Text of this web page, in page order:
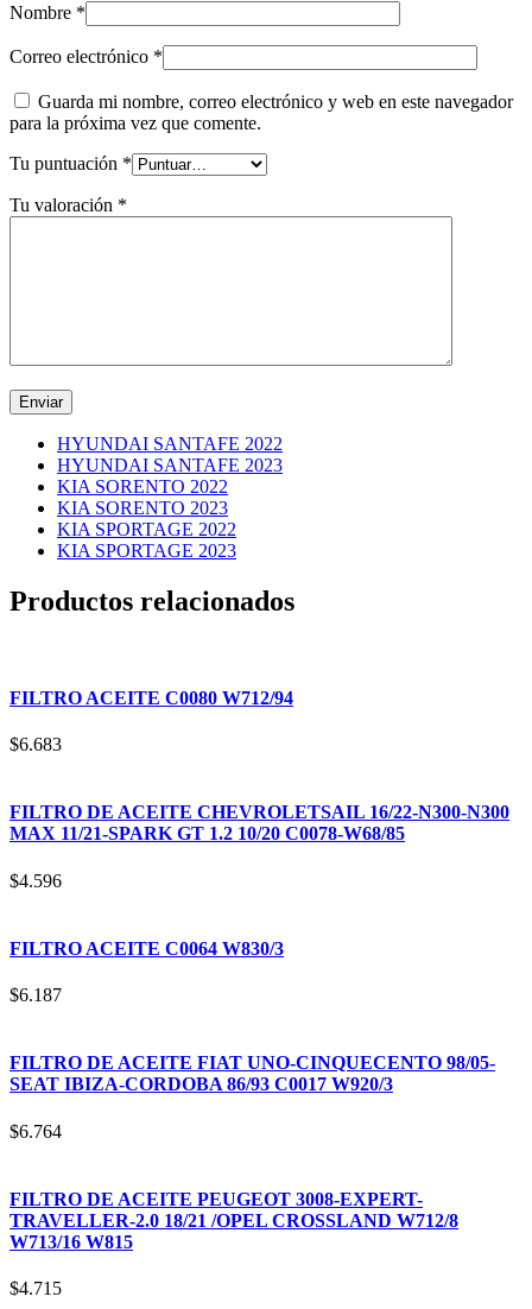
Nombre *
Correo electrónico *
Guarda mi nombre, correo electrónico y web en este navegador
para la próxima vez que comente.
Tu puntuación *
Tu valoración *
HYUNDAI SANTAFE 2022
HYUNDAI SANTAFE 2023
KIA SORENTO 2022
KIA SORENTO 2023
KIA SPORTAGE 2022
KIA SPORTAGE 2023
Productos relacionados
FILTRO ACEITE C0080 W712/94
$6.683
FILTRO DE ACEITE CHEVROLETSAIL 16/22-N300-N300
MAX 11/21-SPARK GT 1.2 10/20 C0078-W68/85
$4.596
FILTRO ACEITE C0064 W830/3
$6.187
FILTRO DE ACEITE FIAT UNO-CINQUECENTO 98/05-
SEAT IBIZA-CORDOBA 86/93 C0017 W920/3
$6.764
FILTRO DE ACEITE PEUGEOT 3008-EXPERT-
TRAVELLER-2.0 18/21 /OPEL CROSSLAND W712/8
W713/16 W815
$4.715